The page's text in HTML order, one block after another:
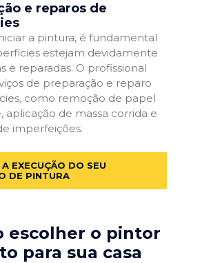
e reparos de
a pintura, é fundamental
estejam devidamente
e reparadas. O profissional
de preparação e reparo
como remoção de papel
aplicação de massa corrida e
imperfeições.
EXECUÇÃO DO SEU
DE PINTURA
escolher o pintor
para sua casa